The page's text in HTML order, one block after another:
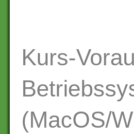
Kurs-
(MacOS/